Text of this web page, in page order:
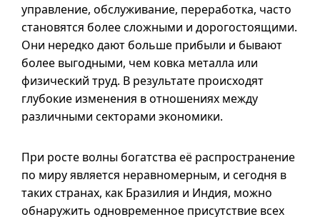
управление, обслуживание, переработка, часто
становятся более сложными и дорогостоящими.
Они нередко дают больше прибыли и бывают
более выгодными, чем ковка металла или
физический труд. В результате происходят
глубокие изменения в отношениях между
различными секторами экономики.
При росте волны богатства её распространение
по миру является неравномерным, и сегодня в
таких странах, как Бразилия и Индия, можно
обнаружить одновременное присутствие всех